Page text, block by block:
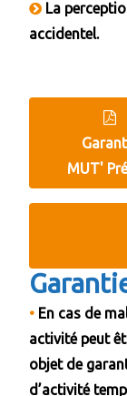
La
accidentel.
MUT'
• En cas de
activité peut
objet de
d’activité